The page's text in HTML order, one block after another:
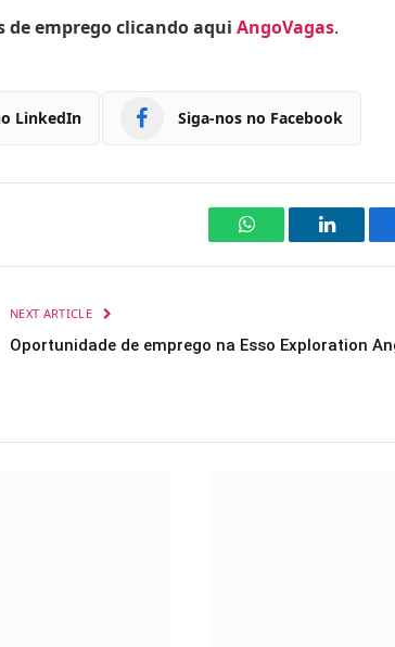
de emprego clicando aqui AngoVagas.
LinkedIn Siga-nos no Facebook
WhatsApp
NEXT ARTICLE
Oportunidade de emprego na Esso Exploration